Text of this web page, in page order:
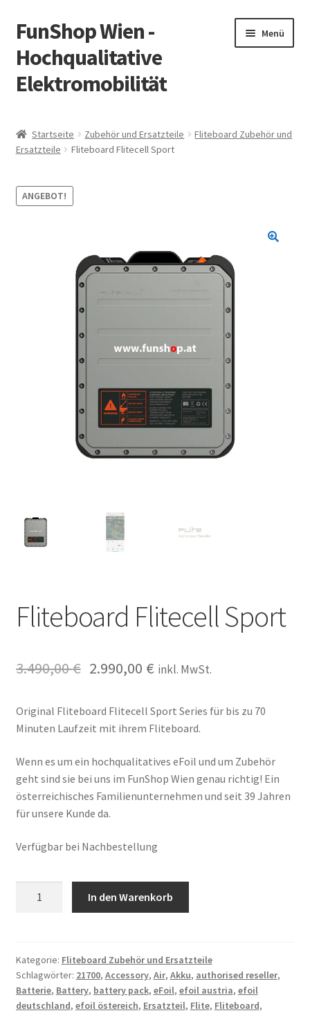
Zur
Navigation
springen
Zum
Inhalt
springen
FunShop Wien -
Hochqualitative
Elektromobilität
Menü
öffnen
Informationen zur Rechtslage in Österreich
Vorsicht Internetbetrug
öffnen
Zum Onlineshop in der Web Version
Startseite Zubehör und Ersatzteile
Fliteboard Zubehör und
Ersatzteile
Fliteboard Flitecell Sport
ANGEBOT!
Fliteboard Flitecell Sport
3.490,00€ 2.990,00 € inkl. MwSt.
Original Fliteboard Flitecell Sport Series für bis zu 70
Minuten Laufzeit mit ihrem Fliteboard.
Wenn es um ein hochqualitatives eFoil und um Zubehör
geht sind sie bei uns im FunShop Wien genau richtig! Ein
österreichisches Familienunternehmen und seit 39 Jahren
für unsere Kunde da.
Verfügbar bei Nachbestellung
In den Warenkorb
Kategorie: Fliteboard Zubehör und Ersatzteile
Schlagwörter: 21700, Accessory, Air, Akku, authorised reseller,
Batterie, Battery, battery pack, eFoil, efoil austria, efoil
deutschland, efoil östereich, Ersatzteil, Flite, Fliteboard,